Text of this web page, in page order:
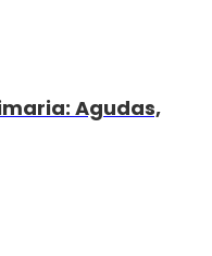
Agudas,